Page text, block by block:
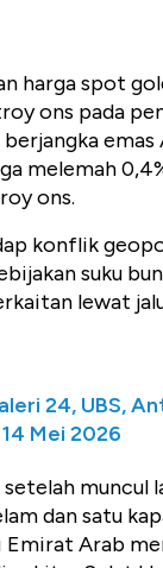
harga spot
ons pada
emas
melemah
ons.
konflik
suku
lewat
24, UBS,
Mei 2026
muncul
dan satu
Arab